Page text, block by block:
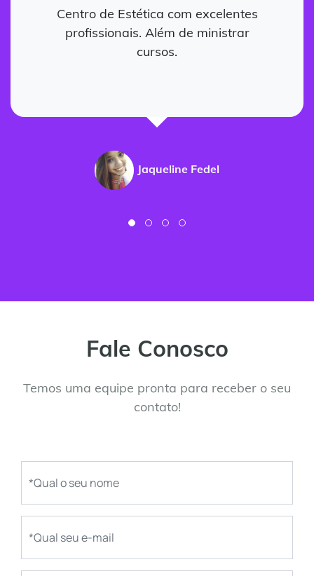
Centro de Estética com excelentes
profissionais. Além de ministrar
cursos.
Jaqueline Fedel
Fale Conosco
Temos uma equipe pronta para receber o seu
contato!